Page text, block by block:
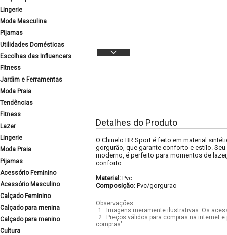
Lingerie
Moda Masculina
Pijamas
Utilidades Domésticas
Escolhas das Influencers
Fitness
Jardim e Ferramentas
Moda Praia
Tendências
Fitness
Lazer
Lingerie
Moda Praia
Pijamas
Acessório Feminino
Acessório Masculino
Calçado Feminino
Calçado para menina
Calçado para menino
Cultura
Detalhes do Produto
O Chinelo BR Sport é feito em material
gorgurão, que garante conforto e estilo.
moderno, é perfeito para momentos de
conforto.
Material: Pvc
Composição: Pvc/gorgurao
Observações:
1.
Imagens meramente ilustrativas. Os
2.
Preços válidos para compras na internet
compras".